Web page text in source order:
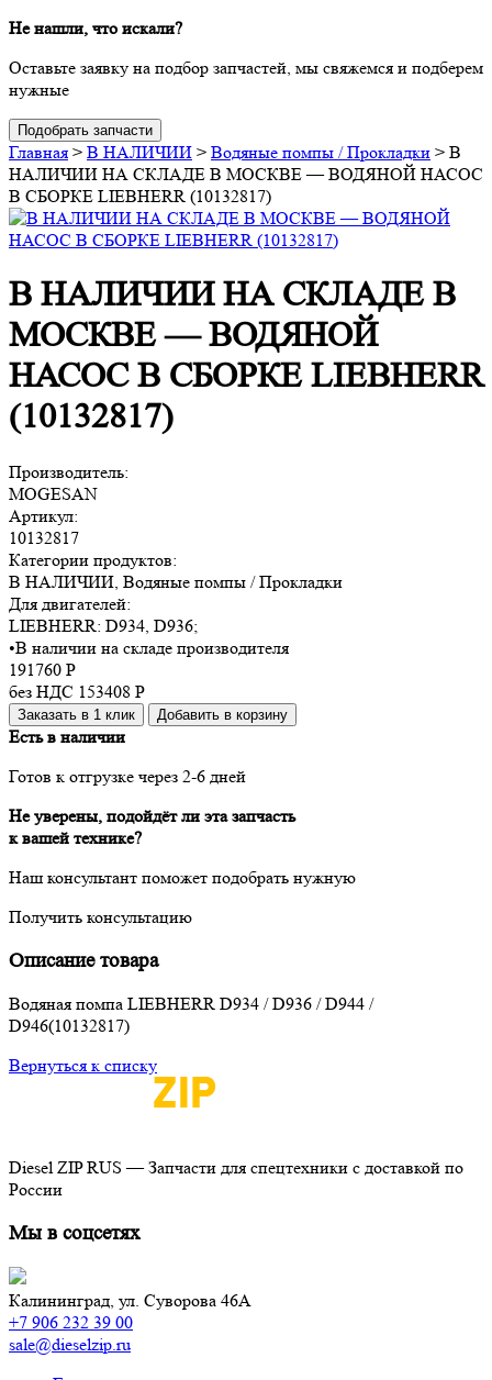
Не нашли, что искали?
Оставьте заявку на подбор запчастей, мы свяжемся и подберем
нужные
Подобрать запчасти
Главная > В НАЛИЧИИ > Водяные помпы / Прокладки > В
НАЛИЧИИ НА СКЛАДЕ В МОСКВЕ — ВОДЯНОЙ НАСОС
В СБОРКЕ LIEBHERR (10132817)
В НАЛИЧИИ НА СКЛАДЕ В
МОСКВЕ — ВОДЯНОЙ
НАСОС В СБОРКЕ LIEBHERR
(10132817)
Производитель:
MOGESAN
Артикул:
10132817
Категории продуктов:
В НАЛИЧИИ, Водяные помпы / Прокладки
Для двигателей:
LIEBHERR: D934, D936;
•В наличии на складе производителя
191760 Р
без НДС 153408 Р
Заказать в 1 клик Добавить в корзину
Есть в наличии
Готов к отгрузке через 2-6 дней
Не уверены, подойдёт ли эта запчасть
к вашей технике?
Наш консультант поможет подобрать нужную
Получить консультацию
Описание товара
Водяная помпа LIEBHERR D934 / D936 / D944 /
D946(10132817)
Вернуться к списку
Diesel ZIP RUS — Запчасти для спецтехники с доставкой по
России
Мы в соцсетях
Калининград, ул. Суворова 46А
+7 906 232 39 00
sale@dieselzip.ru